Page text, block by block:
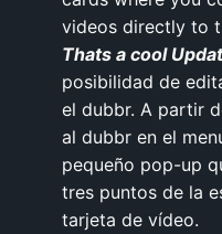
videos directly to
Thats a cool
posibilidad de
el dubbr. A partir
al dubbr en el
pequeño pop-up
tres puntos de la
tarjeta de vídeo.